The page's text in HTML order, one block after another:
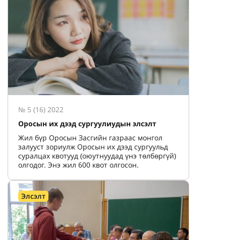
№ 5 (16) 2022
Оросын их дээд сургуулиудын элсэлт
Жил бүр Оросын Засгийн газраас монгол
залууст зориулж Оросын их дээд сургуульд
суралцах квотууд (оюутнуудад үнэ төлбөргүй)
олгодог. Энэ жил 600 квот олгосон.
Элсэлт